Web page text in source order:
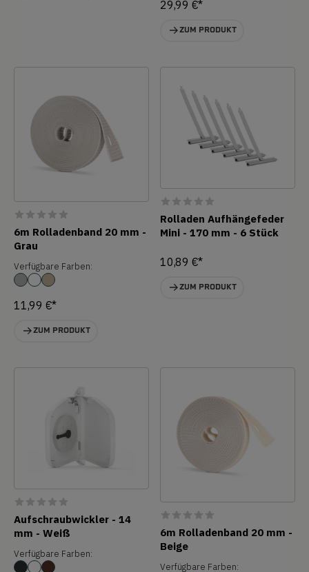
29,99 €*
ZUM PRODUKT
6m Rolladenband 20 mm -
Grau
Verfügbare Farben:
11,99 €*
ZUM PRODUKT
Rolladen Aufhängefeder
Mini - 170 mm - 6 Stück
10,89 €*
ZUM PRODUKT
Aufschraubwickler - 14
mm - Weiß
Verfügbare Farben:
6m Rolladenband 20 mm -
Beige
Verfügbare Farben: